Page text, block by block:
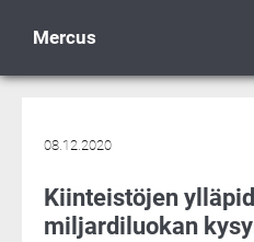
Mercus
08.12.2020
Kiinteistöjen
miljardiluokan